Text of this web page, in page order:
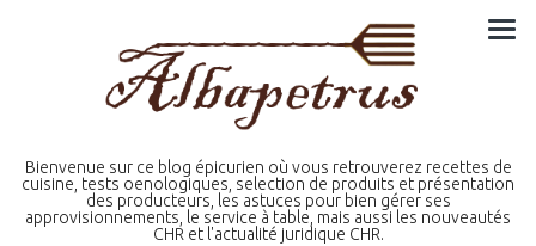
Bienvenue sur ce blog épicurien où vous retrouverez recettes de
cuisine, tests oenologiques, selection de produits et présentation
des producteurs, les astuces pour bien gérer ses
approvisionnements, le service à table, mais aussi les nouveautés
CHR et l'actualité juridique CHR.